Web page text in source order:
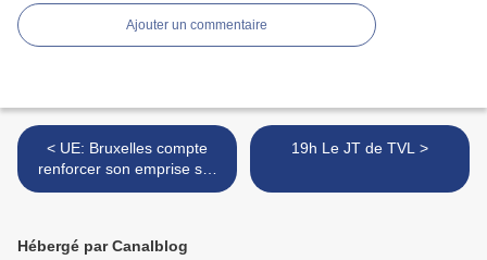
Ajouter un commentaire
< UE: Bruxelles compte
renforcer son emprise sur
les villes et les régions
19h Le JT de TVL >
Hébergé par Canalblog